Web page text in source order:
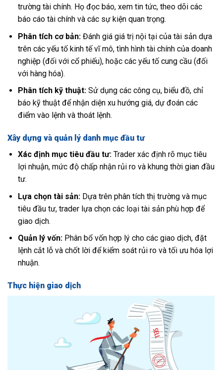
trường tài chính. Họ đọc báo, xem tin tức, theo dõi các
báo cáo tài chính và các sự kiện quan trọng.
Phân tích cơ bản:Đánh giá giá trị nội tại của tài sản dựa
trên các yếu tố kinh tế vĩ mô, tình hình tài chính của doanh
nghiệp (đối với cổ phiếu), hoặc các yếu tố cung cầu (đối
với hàng hóa).
Phân tích kỹ thuật:Sử dụng các công cụ, biểu đồ, chỉ
báo kỹ thuật để nhận diện xu hướng giá, dự đoán các
điểm vào lệnh và thoát lệnh.
Xây dựng và quản lý danh mục đầu tư
Xác định mục tiêu đầu tư:Trader xác định rõ mục tiêu
lợi nhuận, mức độ chấp nhận rủi ro và khung thời gian đầu
tư.
Lựa chọn tài sản:Dựa trên phân tích thị trường và mục
tiêu đầu tư, trader lựa chọn các loại tài sản phù hợp để
giao dịch.
Quản lý vốn:Phân bổ vốn hợp lý cho các giao dịch, đặt
lệnh cắt lỗ và chốt lời để kiểm soát rủi ro và tối ưu hóa lợi
nhuận.
Thực hiện giao dịch